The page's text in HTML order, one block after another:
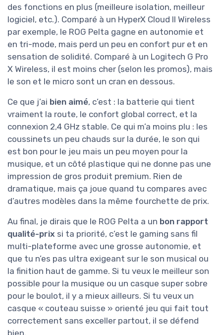
des fonctions en plus (meilleure isolation, meilleur
logiciel, etc.). Comparé à un HyperX Cloud II Wireless
par exemple, le ROG Pelta gagne en autonomie et
en tri-mode, mais perd un peu en confort pur et en
sensation de solidité. Comparé à un Logitech G Pro
X Wireless, il est moins cher (selon les promos), mais
le son et le micro sont un cran en dessous.
Ce que j’ai bien aimé, c’est : la batterie qui tient
vraiment la route, le confort global correct, et la
connexion 2,4 GHz stable. Ce qui m’a moins plu : les
coussinets un peu chauds sur la durée, le son qui
est bon pour le jeu mais un peu moyen pour la
musique, et un côté plastique qui ne donne pas une
impression de gros produit premium. Rien de
dramatique, mais ça joue quand tu compares avec
d’autres modèles dans la même fourchette de prix.
Au final, je dirais que le ROG Pelta a un bon rapport
qualité-prix si ta priorité, c’est le gaming sans fil
multi-plateforme avec une grosse autonomie, et
que tu n’es pas ultra exigeant sur le son musical ou
la finition haut de gamme. Si tu veux le meilleur son
possible pour la musique ou un casque super sobre
pour le boulot, il y a mieux ailleurs. Si tu veux un
casque « couteau suisse » orienté jeu qui fait tout
correctement sans exceller partout, il se défend
bien.